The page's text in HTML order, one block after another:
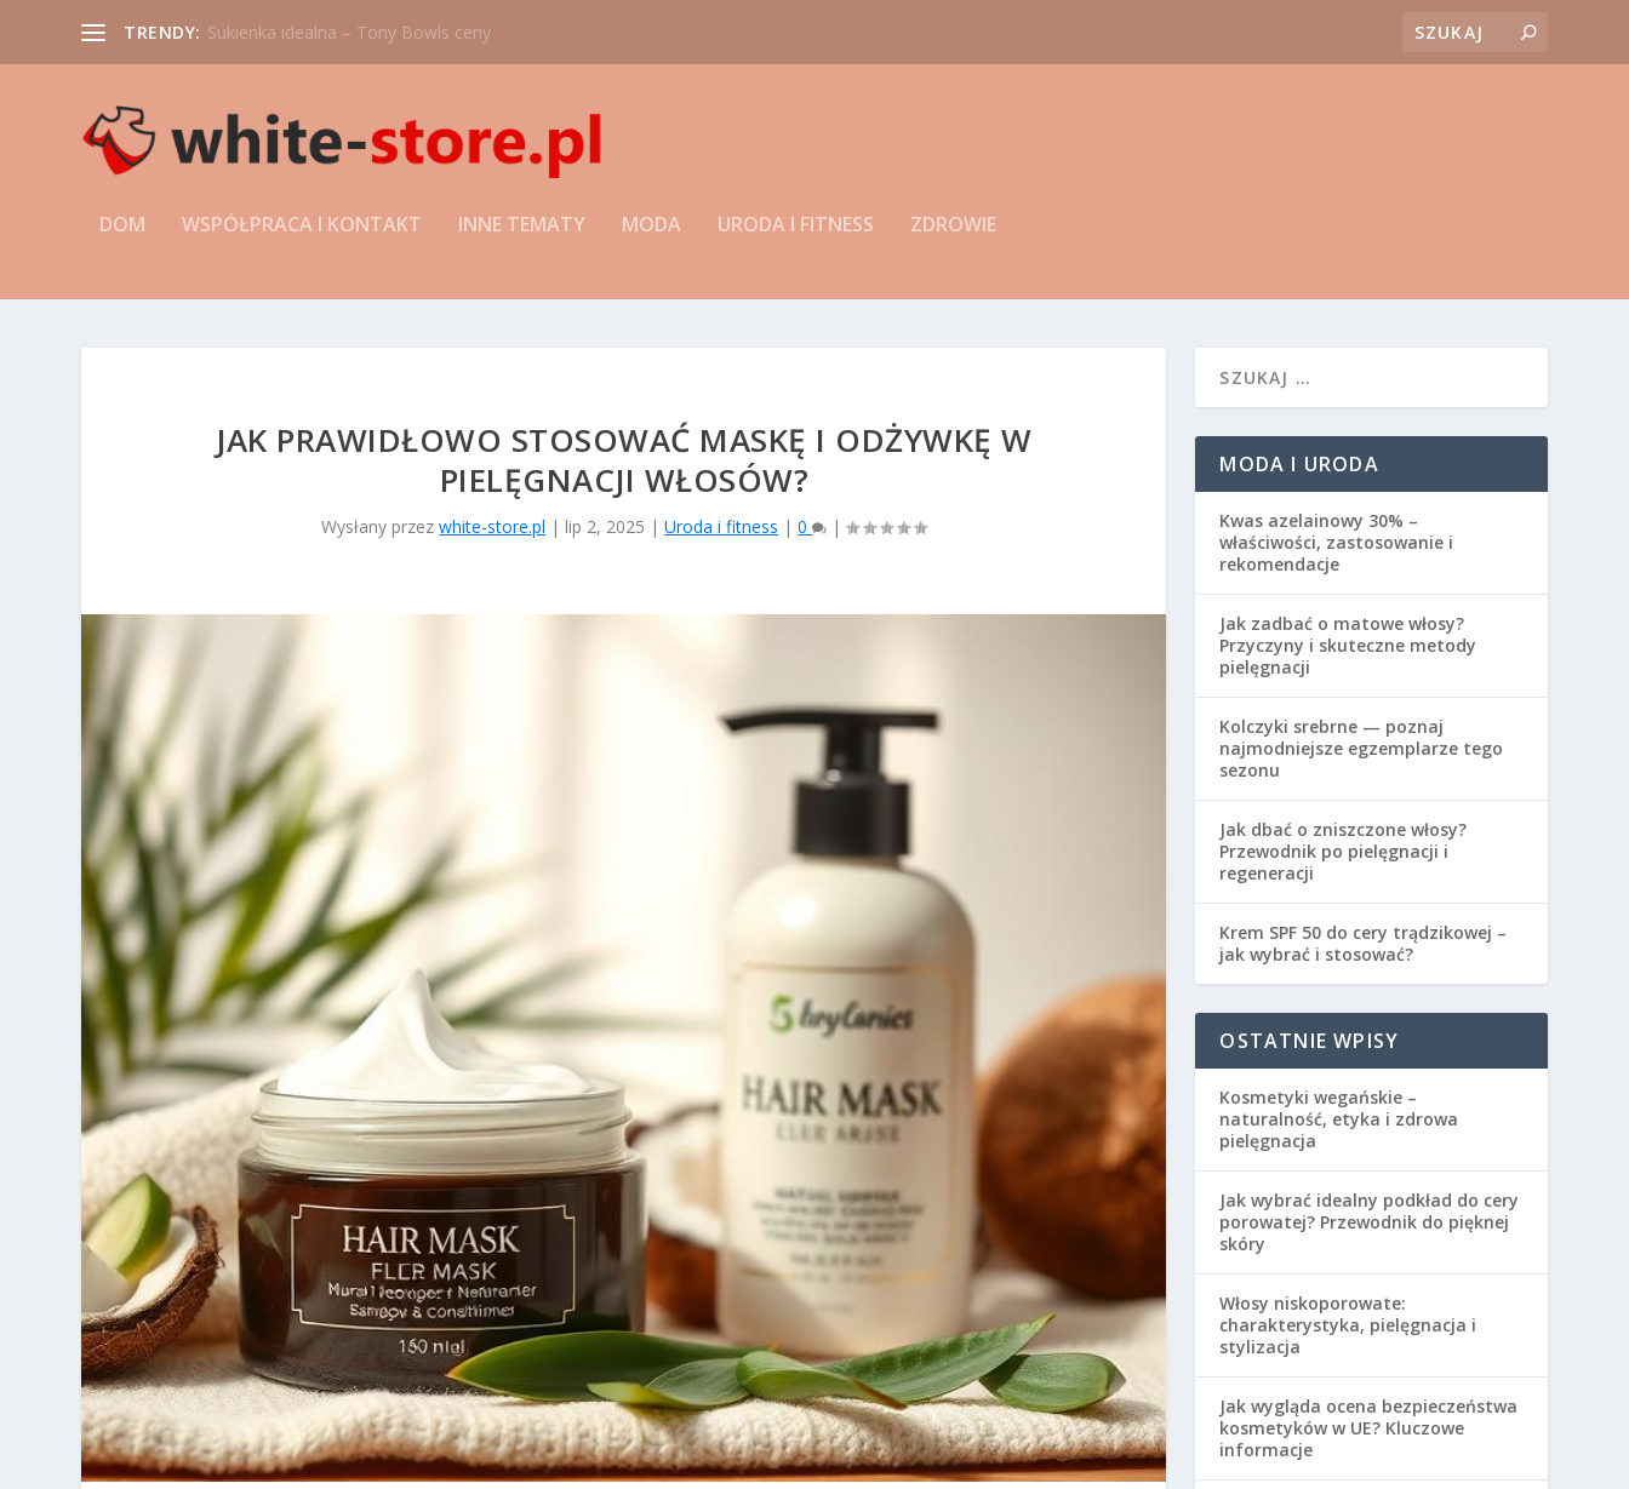
TRENDY: Bransoletka 7 czakr. Czym jest i z jakich składa się ka...
DOM WSPÓŁPRACA I KONTAKT INNE TEMATY MODA URODA I FITNESS ZDROWIE
JAK PRAWIDŁOWO STOSOWAĆ MASKĘ I ODŻYWKĘ W
PIELĘGNACJI WŁOSÓW?
Wysłany przezwhite-store.pl | lip 2, 2025 |Uroda i fitness |0 |
MODA I URODA
Kwas azelainowy 30% –
właściwości, zastosowanie i
rekomendacje
Jak zadbać o matowe włosy?
Przyczyny i skuteczne metody
pielęgnacji
Kolczyki srebrne — poznaj
najmodniejsze egzemplarze tego
sezonu
Jak dbać o zniszczone włosy?
Przewodnik po pielęgnacji i
regeneracji
Krem SPF 50 do cery trądzikowej –
jak wybrać i stosować?
OSTATNIE WPISY
Kosmetyki wegańskie –
naturalność, etyka i zdrowa
pielęgnacja
Jak wybrać idealny podkład do cery
porowatej? Przewodnik do pięknej
skóry
Włosy niskoporowate:
charakterystyka, pielęgnacja i
stylizacja
Jak wygląda ocena bezpieczeństwa
kosmetyków w UE? Kluczowe
informacje